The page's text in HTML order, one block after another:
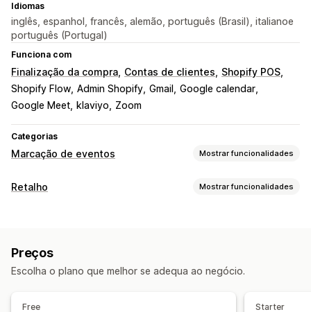
Idiomas
inglês, espanhol, francês, alemão, português (Brasil), italianoe
português (Portugal)
Funciona com
Finalização da compra Contas de clientes
Shopify POS
Shopify Flow Admin Shopify Gmail
Google calendar
Google Meet
klaviyo Zoom
Categorias
Marcação de eventos Mostrar funcionalidades
Tipo de evento
Gestão de reservas
Calendário
Agendamento
Faixas horárias
Limites de capacidade
Retalho Mostrar funcionalidades
Gestão de inventário
Gestão da equipa
Preços
Escolha o plano que melhor se adequa ao negócio.
Free Starter